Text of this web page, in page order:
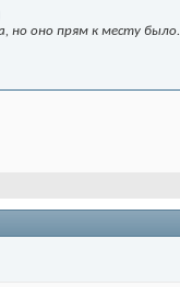
но оно прям к месту было.